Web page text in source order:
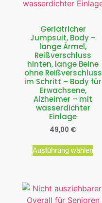
Geriatricher
Jumpsuit, Body –
lange Ärmel,
Reißverschluss
hinten, lange Beine
ohne Reißverschluss
im Schritt – Body für
Erwachsene,
Alzheimer – mit
wasserdichter
Einlage
49,00 €
Ausführung wählen